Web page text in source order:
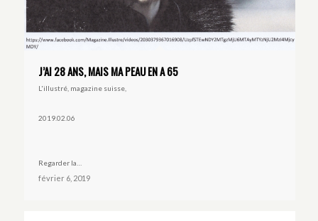
J’AI 28 ANS, MAIS MA PEAU EN A 65
L'illustré, magazine suisse,
2019.02.06
Regarder la…
février 6, 2019